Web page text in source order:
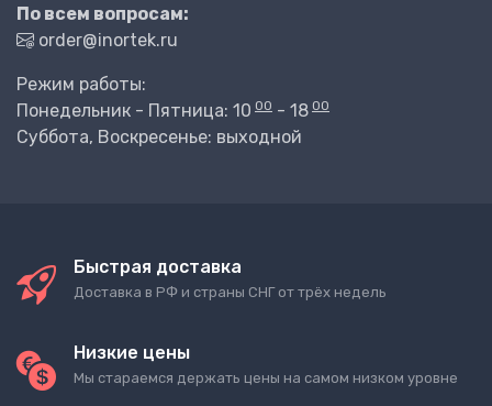
По всем вопросам:
order@inortek.ru
Режим работы:
Понедельник - Пятница: 10 00 - 18 00
Суббота, Воскресенье: выходной
Быстрая доставка
Доставка в РФ и страны СНГ от трёх недель
Низкие цены
Мы стараемся держать цены на самом низком уровне